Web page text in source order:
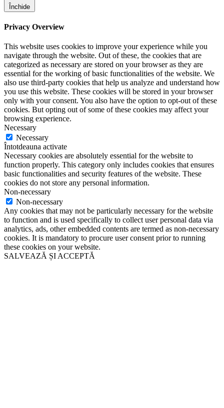
Închide
Privacy Overview
This website uses cookies to improve your experience while you
navigate through the website. Out of these, the cookies that are
categorized as necessary are stored on your browser as they are
essential for the working of basic functionalities of the website. We
also use third-party cookies that help us analyze and understand how
you use this website. These cookies will be stored in your browser
only with your consent. You also have the option to opt-out of these
cookies. But opting out of some of these cookies may affect your
browsing experience.
Necessary
Necessary
Întotdeauna activate
Necessary cookies are absolutely essential for the website to
function properly. This category only includes cookies that ensures
basic functionalities and security features of the website. These
cookies do not store any personal information.
Non-necessary
Non-necessary
Any cookies that may not be particularly necessary for the website
to function and is used specifically to collect user personal data via
analytics, ads, other embedded contents are termed as non-necessary
cookies. It is mandatory to procure user consent prior to running
these cookies on your website.
SALVEAZĂ ȘI ACCEPTĂ